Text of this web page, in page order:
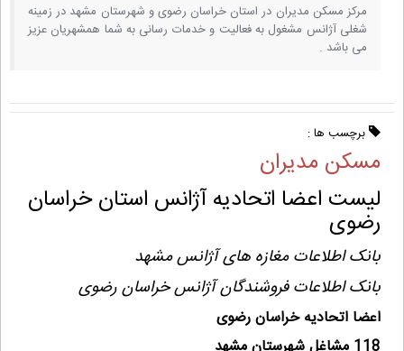
مرکز مسکن مدیران در استان خراسان رضوی و شهرستان مشهد در زمینه
شغلی آژانس مشغول به فعالیت و خدمات رسانی به شما همشهریان عزیز
می باشد .
برچسب ها :
مسکن مدیران
لیست اعضا اتحادیه آژانس استان خراسان
رضوی
بانک اطلاعات مغازه های آژانس مشهد
بانک اطلاعات فروشندگان آژانس خراسان رضوی
اعضا اتحادیه خراسان رضوی